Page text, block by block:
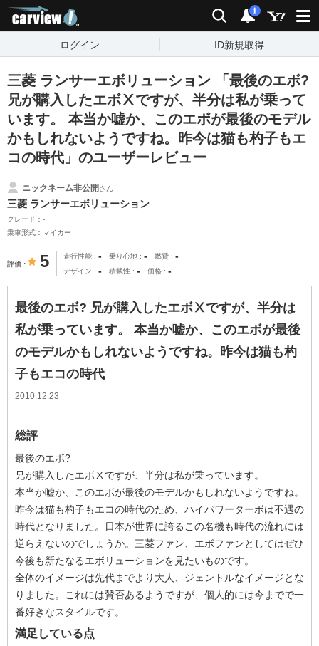
検索 通知
i
ログイン ID新規取得
三菱 ランサーエボリューション 「最後のエボ?
兄が購入したエボⅩですが、半分は私が乗って
います。 本当か嘘か、このエボが最後のモデル
かもしれないようですね。昨今は猫も杓子もエ
コの時代」のユーザーレビュー
ニックネーム非公開さん
三菱 ランサーエボリューション
グレード：-
乗車形式：マイカー
評価 5 走行性能 - 乗り心地 - 燃費 -
デザイン - 積載性 - 価格 -
最後のエボ? 兄が購入したエボⅩですが、半分は
私が乗っています。 本当か嘘か、このエボが最後
のモデルかもしれないようですね。昨今は猫も杓
子もエコの時代
2010.12.23
総評
最後のエボ?
兄が購入したエボⅩですが、半分は私が乗っています。
本当か嘘か、このエボが最後のモデルかもしれないようですね。
昨今は猫も杓子もエコの時代のため、ハイパワーターボは不遇の
時代となりました。日本が世界に誇るこの名機も時代の流れには
逆らえないのでしょうか。三菱ファン、エボファンとしてはぜひ
今後も新たなるエボリューションを見たいものです。
全体のイメージは先代までより大人、ジェントルなイメージとな
りました。これには賛否あるようですが、個人的には今までで一
番好きなスタイルです。
満足している点